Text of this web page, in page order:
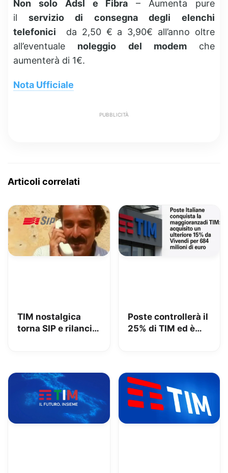
Non solo Adsl e Fibra – Aumenta pure
il servizio di consegna degli elenchi
telefonici da 2,50 € a 3,90€ all’anno oltre
all’eventuale noleggio del modemche
aumenterà di 1€.
Nota Ufficiale
PUBBLICITÀ
Articoli correlati
TIM nostalgica
torna SIP e rilancia
Poste controllerà il
25% di TIM ed è